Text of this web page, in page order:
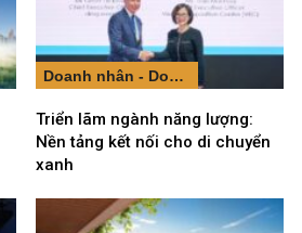
Doanh nhân - Doanh nghiệp
Triển lãm ngành năng lượng:
Nền tảng kết nối cho di chuyển
xanh